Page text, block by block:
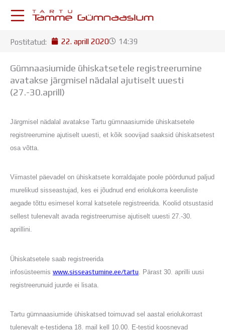
KESKKONNAD
Postkast
Drive
Tamme TV
Kooliraadio
Koorilaul
ÕPPETÖÖ
Ainepassid
Huviringid
Õpilastööd (UPT)
Projektid
ÜLDINFO
Sisseastumine
Meie kool
Uudised
Lapsevanemale
Postitatud: 22. aprill 2020 14:39
Gümnaasiumide ühiskatsetele registreerumine
avatakse järgmisel nädalal ajutiselt uuesti
(27.-30.aprill)
Järgmisel nädalal avatakse Tartu gümnaasiumide ühiskatsetele
registreerumine ajutiselt uuesti, et kõik soovijad saaksid ühiskatsetest
osa võtta.
Viimastel päevadel on ühiskatsete korraldajate poole pöördunud paljud
murelikud sisseastujad, kes ei jõudnud end eriolukorra keeruliste
aegade tõttu esimesel korral katsetele registreerida. Koolid otsustasid
sellest tulenevalt avada registreerumise ajutiselt uuesti 27.-30.
aprillini.
Ühiskatsetele saab registreerida
infosüsteemis www.sisseastumine.ee/tartu . Pärast 30. aprilli uusi
registreerunuid juurde ei lisata.
Tartu gümnaasiumide ühiskatsed toimuvad sel aastal eriolukorrast
tulenevalt e-testidena 18. mail kell 10.00. E-testid koosnevad